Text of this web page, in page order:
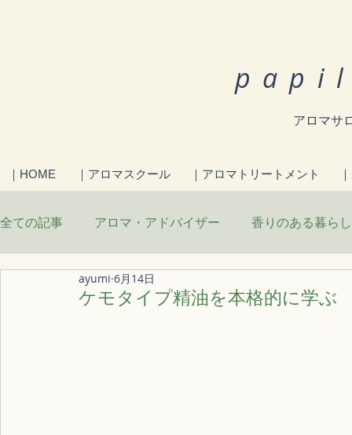
アロマサ
｜HOME ｜アロマスクール ｜アロマトリートメント
全ての記事 アロマ・アドバイザー 香りのある暮らし
からだを整える食 日々のこと お知らせ
ケモタイプ精油を本格的に学ぶ
ayumi 6月14日